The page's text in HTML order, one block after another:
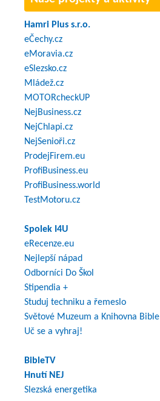
Hamri Plus s.r.o.
eČechy.cz
eMoravia.cz
eSlezsko.cz
Mládež.cz
MOTORcheckUP
NejBusiness.cz
NejChlapi.cz
NejSenioři.cz
ProdejFirem.eu
ProfiBusiness.eu
ProfiBusiness.world
TestMotoru.cz
Spolek I4U
eRecenze.eu
Nejlepší nápad
Odborníci Do Škol
Stipendia +
Studuj techniku a řemeslo
Světové Muzeum a Knihovna Bible
Uč se a vyhraj!
BibleTV
Hnutí NEJ
Slezská energetika